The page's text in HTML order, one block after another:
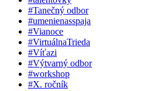
#Tanečný odbor
#umenienasspaja
#Vianoce
#VirtuálnaTrieda
#Víťazi
#Výtvarný odbor
#workshop
#X. ročník